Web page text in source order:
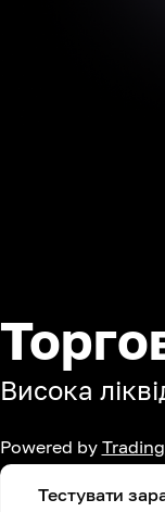
Висока
Powered by
Тестувати